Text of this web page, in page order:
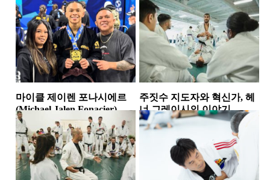
마이클 제이렌 포나시에르
(Michael Jalen Fonacier)
주짓수인물
주짓수 지도자와 혁신가, 헤
너 그레이시의 이야기
주짓수인물